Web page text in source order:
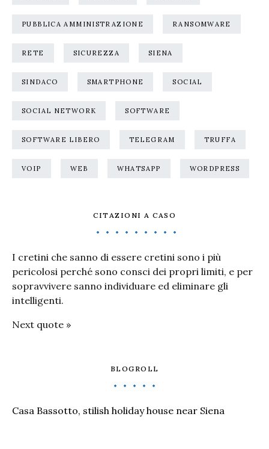
PUBBLICA AMMINISTRAZIONE RANSOMWARE
RETE SICUREZZA SIENA
SINDACO SMARTPHONE SOCIAL
SOCIAL NETWORK SOFTWARE
SOFTWARE LIBERO TELEGRAM TRUFFA
VOIP WEB WHATSAPP WORDPRESS
CITAZIONI A CASO
I cretini che sanno di essere cretini sono i più
pericolosi perché sono consci dei propri limiti, e per
sopravvivere sanno individuare ed eliminare gli
intelligenti.
Next quote »
BLOGROLL
Casa Bassotto, stilish holiday house near Siena